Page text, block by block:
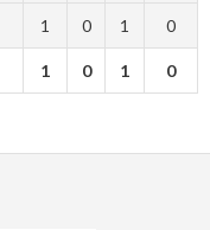
1 0 1 0
1 0 1 0